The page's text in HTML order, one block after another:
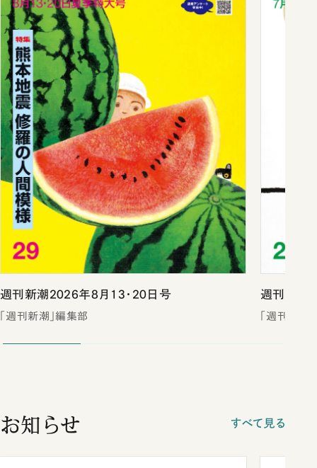
週刊新潮2026年8月13・20日号
「週刊新潮」編集部
週刊新潮
「週刊新潮
お知らせ すべて見る